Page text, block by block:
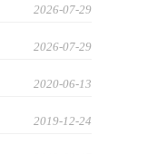
2026-07-29
2026-07-29
2020-06-13
2019-12-24